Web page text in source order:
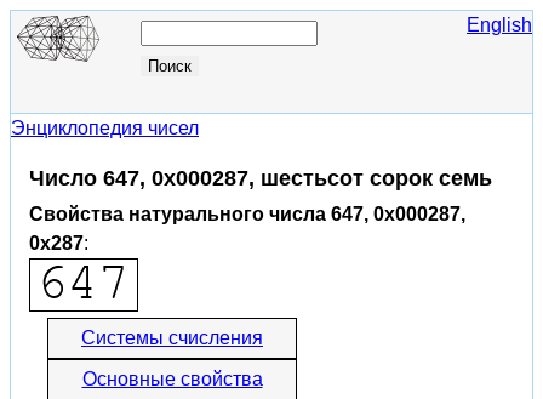
English
Энциклопедия чисел
Число 647, 0x000287, шестьсот сорок семь
Свойства натурального числа 647, 0x000287,
0x287:
Системы счисления
Основные свойства